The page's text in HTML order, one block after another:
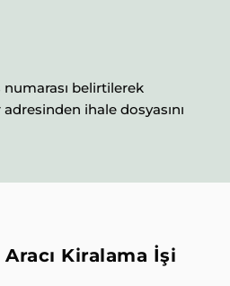
numarası belirtilerek
ihale dosyasını
Kiralama İşi